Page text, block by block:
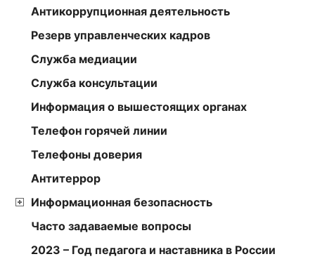
Антикоррупционная деятельность
Резерв управленческих кадров
Служба медиации
Служба консультации
Информация о вышестоящих органах
Телефон горячей линии
Телефоны доверия
Антитеррор
Информационная безопасность
Часто задаваемые вопросы
2023 – Год педагога и наставника в России